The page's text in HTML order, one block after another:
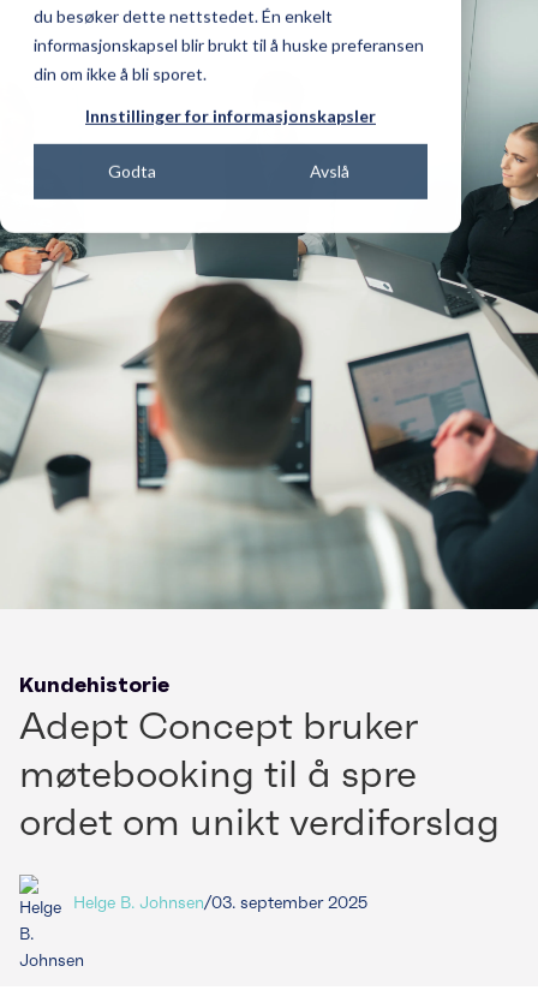
du besøker dette nettstedet. Én enkelt
informasjonskapsel blir brukt til å huske preferansen
din om ikke å bli sporet.
Innstillinger for informasjonskapsler
Godta Avslå
Kundehistorie
Adept Concept bruker
møtebooking til å spre
ordet om unikt verdiforslag
Helge B. Johnsen/03. september 2025